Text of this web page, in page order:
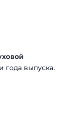
года выпуска.